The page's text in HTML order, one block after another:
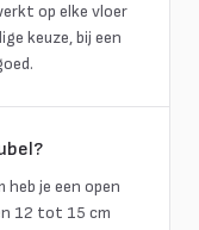
op elke vloer
keuze, bij een
je een open
12 tot 15 cm